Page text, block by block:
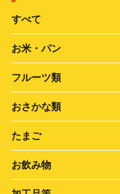
すべて
お米・パン
フルーツ類
おさかな類
たまご
お飲み物